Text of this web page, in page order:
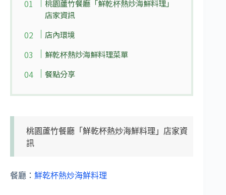
桃園蘆竹餐廳「鮮乾杯熱炒海鮮料理」
店家資訊
店內環境
鮮乾杯熱炒海鮮料理菜單
餐點分享
桃園蘆竹餐廳「鮮乾杯熱炒海鮮料理」店家資
訊
餐廳： 鮮乾杯熱炒海鮮料理